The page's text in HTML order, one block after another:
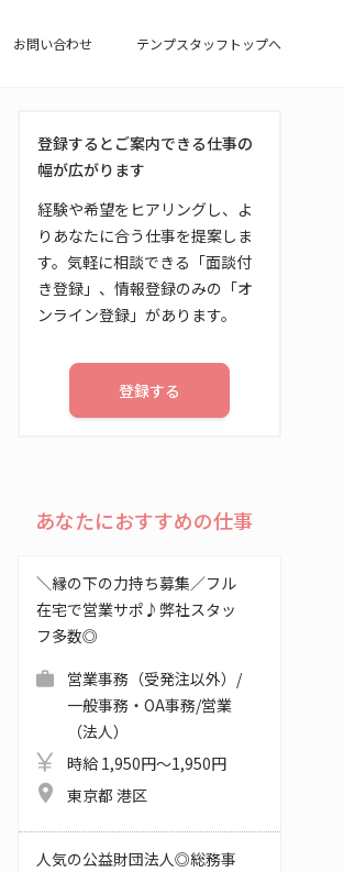
お問い合わせ テンプスタッフトップへ
登録するとご案内できる仕事の
幅が広がります
経験や希望をヒアリングし、よ
りあなたに合う仕事を提案しま
す。気軽に相談できる「面談付
き登録」、情報登録のみの「オ
ンライン登録」があります。
登録する
あなたにおすすめの仕事
＼縁の下の力持ち募集／フル
在宅で営業サポ♪弊社スタッ
フ多数◎
営業事務（受発注以外）/
一般事務・OA事務/営業
（法人）
時給 1,950円～1,950円
東京都 港区
人気の公益財団法人◎総務事